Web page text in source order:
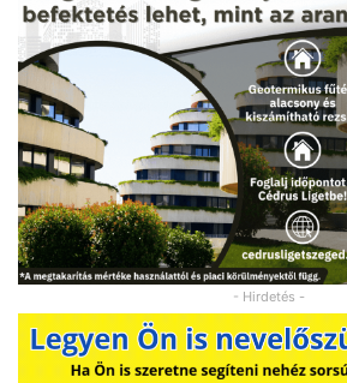
- Hirdetés -